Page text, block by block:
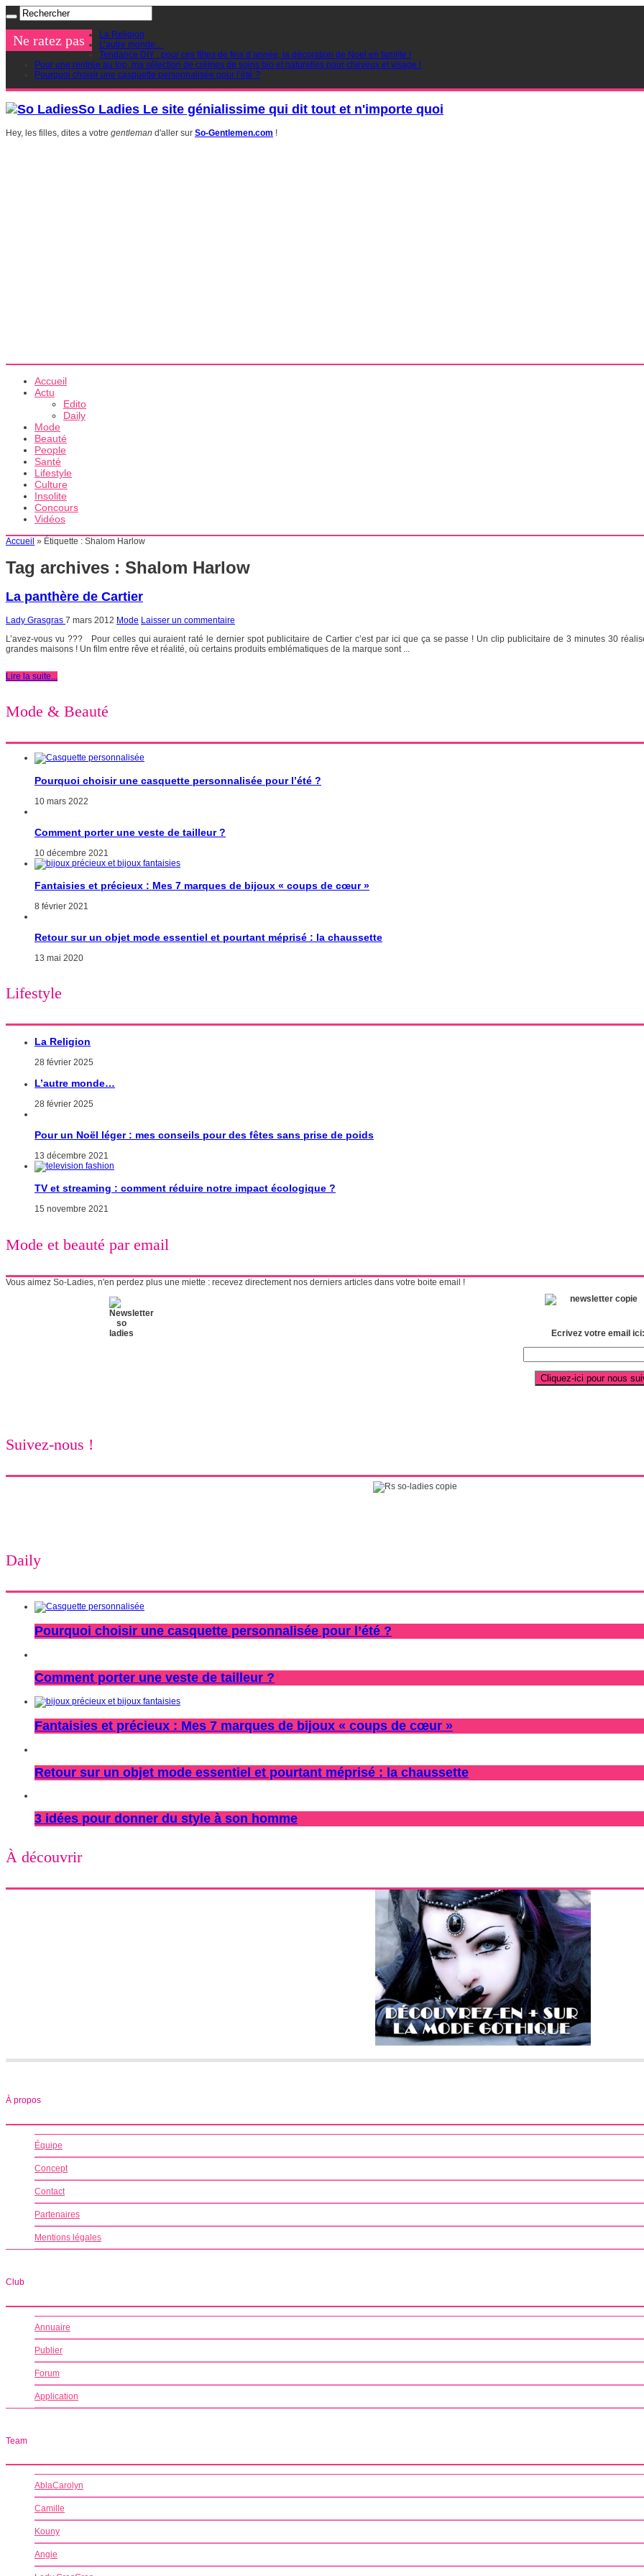
Ne ratez pas
La Religion
L’autre monde…
Tendance DIY : pour ces fêtes de fins d’année, la décoration de Noel en famille !
Pour une rentrée au top, ma sélection de crèmes de soins bio et naturelles pour cheveux et visage !
Pourquoi choisir une casquette personnalisée pour l’été ?
So Ladies Le site génialissime qui dit tout et n'importe quoi
Hey, les filles, dites a votre gentleman d'aller sur So-Gentlemen.com !
Accueil
Actu
Edito
Daily
Mode
Beauté
People
Santé
Lifestyle
Culture
Insolite
Concours
Vidéos
Accueil » Étiquette : Shalom Harlow
Tag archives : Shalom Harlow
La panthère de Cartier
Lady Grasgras 7 mars 2012 Mode Laisser un commentaire
L’avez-vous vu ??? Pour celles qui auraient raté le dernier spot publicitaire de Cartier c’est par ici que ça se passe ! Un clip publicitaire de 3 minutes 30
grandes maisons ! Un film entre rêve et réalité, où certains produits emblématiques de la marque sont ...
Lire la suite...
Mode & Beauté
Pourquoi choisir une casquette personnalisée pour l’été ?
10 mars 2022
Comment porter une veste de tailleur ?
10 décembre 2021
Fantaisies et précieux : Mes 7 marques de bijoux « coups de cœur »
8 février 2021
Retour sur un objet mode essentiel et pourtant méprisé : la chaussette
13 mai 2020
Lifestyle
La Religion
28 février 2025
L’autre monde…
28 février 2025
Pour un Noël léger : mes conseils pour des fêtes sans prise de poids
13 décembre 2021
TV et streaming : comment réduire notre impact écologique ?
15 novembre 2021
Mode et beauté par email
Vous aimez So-Ladies, n'en perdez plus une miette : recevez directement nos derniers articles dans votre boite email !
Ecrivez votre email ici:
Suivez-nous !
Daily
Pourquoi choisir une casquette personnalisée pour l’été ?
Comment porter une veste de tailleur ?
Fantaisies et précieux : Mes 7 marques de bijoux « coups de cœur »
Retour sur un objet mode essentiel et pourtant méprisé : la chaussette
3 idées pour donner du style à son homme
À découvrir
À propos
Équipe
Concept
Contact
Partenaires
Mentions légales
Club
Annuaire
Publier
Forum
Application
Team
AblaCarolyn
Camille
Kouny
Angie